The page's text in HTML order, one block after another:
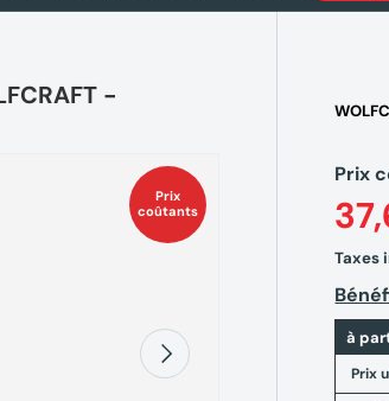
-
Prix
coûtants
Suivant
Prix
Taxes
à
Prix